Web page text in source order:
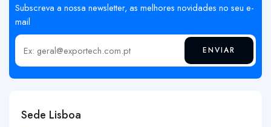
Subscreva a nossa newsletter, as melhores novidades no seu e-
mail
Insira o seu email ENVIAR
Sede Lisboa